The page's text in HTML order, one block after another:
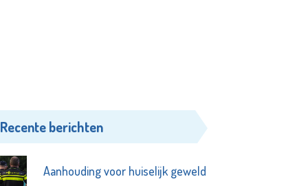
Recente berichten
Aanhouding voor huiselijk geweld